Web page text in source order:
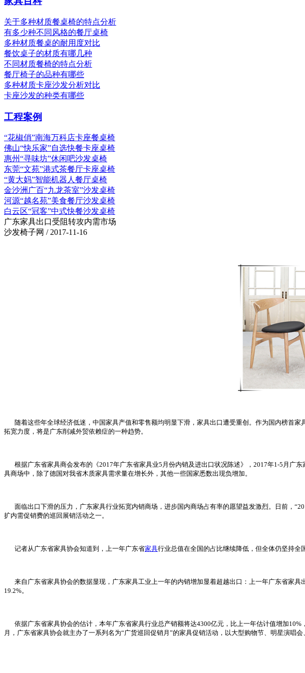
关于多种材质餐桌椅的特点分析
有多少种不同风格的餐厅桌椅
多种材质餐桌的耐用度对比
餐饮桌子的材质有哪几种
不同材质餐椅的特点分析
餐厅椅子的品种有哪些
多种材质卡座沙发分析对比
卡座沙发的种类有哪些
工程案例
“花椒俏”南海万科店卡座餐桌椅
佛山“快乐家”自选快餐卡座桌椅
惠州“寻味坊”休闲吧沙发桌椅
东莞“文苑”港式茶餐厅卡座桌椅
“黄大妈”智能机器人餐厅桌椅
金沙洲广百“九龙茶室”沙发桌椅
河源“越名苑”美食餐厅沙发桌椅
白云区“冠客”中式快餐沙发桌椅
广东家具出口受阻转攻内需市场
沙发椅子网 / 2017-11-16
随着这些年全球经济低迷，中国家具产值和零售额均明显下滑，家具出口遭受重创。作为国内榜首
拓宽力度，将是广东削减外贸依赖症的一种趋势。
根据广东省家具商会发布的《2017年广东省家具业5月份内销及进出口状况陈述》，2017年1-5月广
具商场中，除了德国对我省木质家具需求量在增长外，其他一些国家悉数出现负增加。
面临出口下滑的压力，广东家具行业拓宽内销商场，进步国内商场占有率的愿望益发激烈。日前，
扩内需促销费的巡回展销活动之一。
记者从广东省家具协会知道到，上一年广东省家具行业总值在全国的占比继续降低，但全体仍坚持全
来自广东省家具协会的数据显现，广东家具工业上一年的内销增加显着超越出口：上一年广东省家具
19.2%。
依据广东省家具协会的估计，本年广东省家具行业总产销额将达4300亿元，比上一年估计值增加
月，广东省家具协会就主办了一系列名为“广货巡回促销月”的家具促销活动，以大型购物节、明星演唱